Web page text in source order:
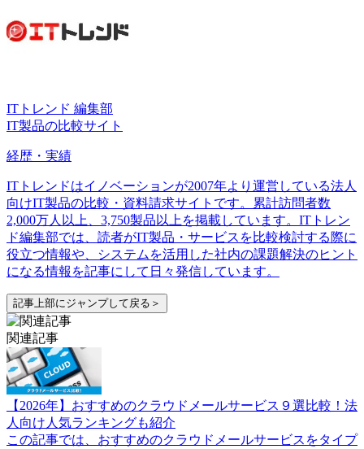
ITトレンド 編集部
IT製品の比較サイト
経歴・実績
ITトレンドはイノベーションが2007年より運営している法人
向けIT製品の比較・資料請求サイトです。累計訪問者数
2,000万人以上、3,750製品以上を掲載しています。ITトレン
ド編集部では、読者がIT製品・サービスを比較検討する際に
役立つ情報や、システムを活用した社内の課題解決のヒント
になる情報を記事にして日々発信しています。
記事上部にジャンプして戻る＞
関連記事
【2026年】おすすめのクラウドメールサービス９選比較！法
人向け人気ランキングも紹介
この記事では、おすすめのクラウドメールサービスをタイプ